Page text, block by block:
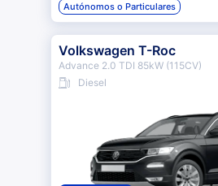
Autónomos o Particulares
Volkswagen T-Roc
Advance 2.0 TDI 85kW (115CV)
Diesel